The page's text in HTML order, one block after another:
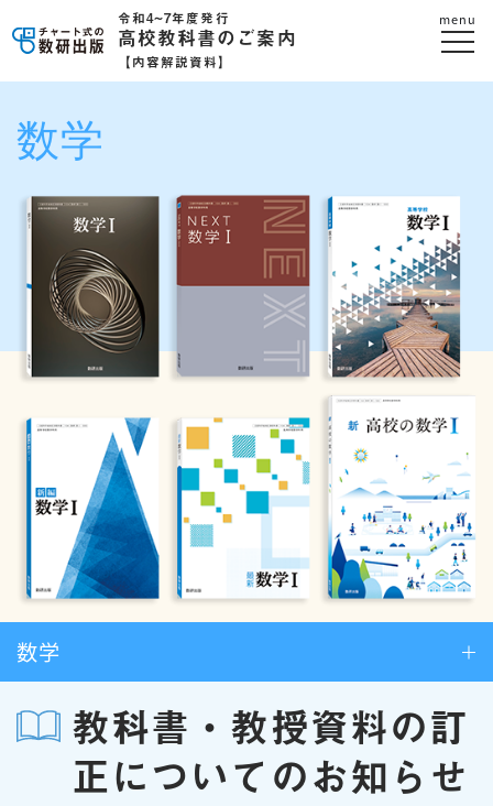
令和4~7年度発行
高校教科書のご案内
【内容解説資料】
menu
数学
数学
教科書・教授資料の訂
正についてのお知らせ